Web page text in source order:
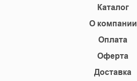
Каталог
О компании
Оплата
Оферта
Доставка